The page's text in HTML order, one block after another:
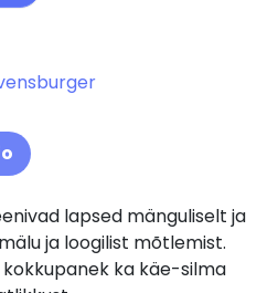
lapsed mänguliselt ja
ja loogilist mõtlemist.
ka käe-silma